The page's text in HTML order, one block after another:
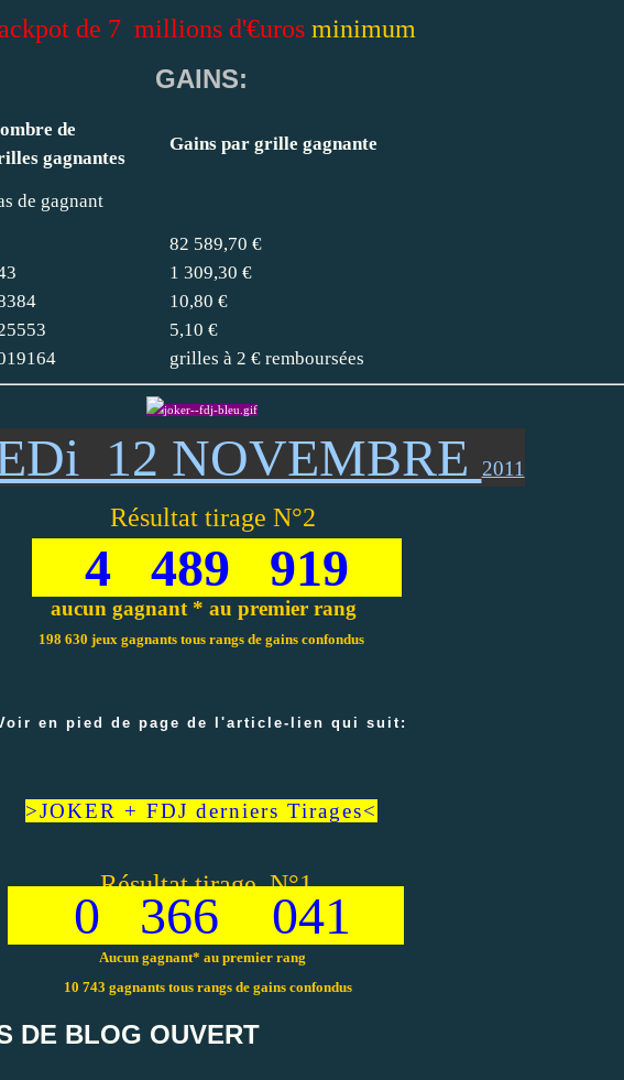
de 7 millions d'€uros minimum
GAINS:
de
gagnantes
Gains par grille gagnante
de gagnant
82 589,70 €
1 309,30 €
10,80 €
5,10 €
grilles à 2 € remboursées
12 NOVEMBRE 2011
Résultat tirage N°2
4 489 919
aucun gagnant * au premier rang
198 630 jeux gagnants tous rangs de gains confondus
en pied de page de l'article-lien qui suit:
>JOKER + FDJ derniers Tirages<
Résultat tirage N°1
0 366 041
Aucun gagnant* au premier rang
10 743 gagnants tous rangs de gains confondus
DE BLOG OUVERT